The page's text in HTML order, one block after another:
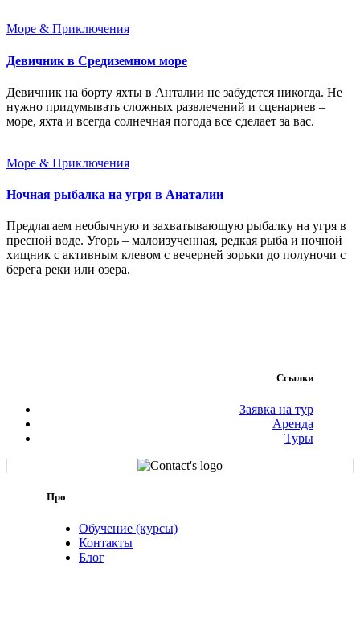
Море & Приключения
Девичник в Средиземном море
Девичник на борту яхты в Анталии не забудется никогда. Не
нужно придумывать сложных развлечений и сценариев –
море, яхта и всегда солнечная погода все сделает за вас.
Море & Приключения
Ночная рыбалка на угря в Анаталии
Предлагаем необычную и захватывающую рыбалку на угря в
пресной воде. Угорь – малоизученная, редкая рыба и ночной
хищник с активным клевом с вечерней зорьки до полуночи с
берега реки или озера.
Ссылки
Заявка на тур
Аренда
Туры
Про
Обучение (курсы)
Контакты
Блог